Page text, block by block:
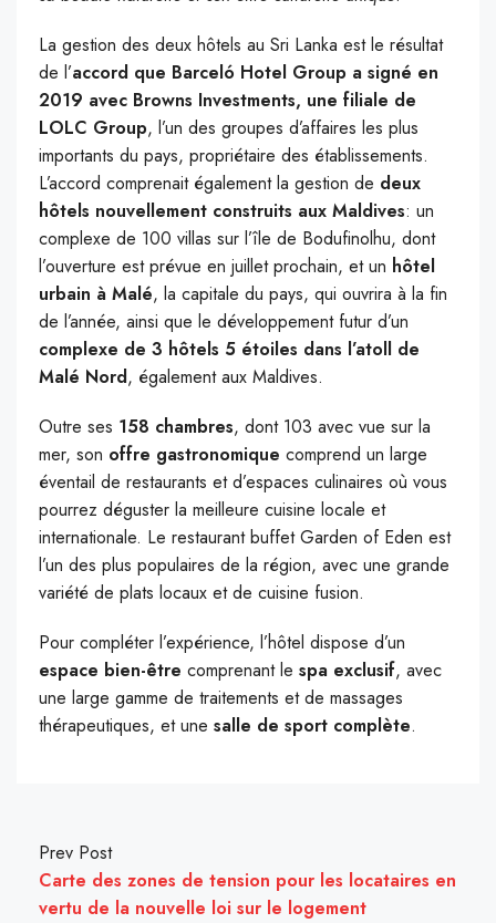
La gestion des deux hôtels au Sri Lanka est le résultat
de l’accord que Barceló Hotel Group a signé en
2019 avec Browns Investments, une filiale de
LOLC Group, l’un des groupes d’affaires les plus
importants du pays, propriétaire des établissements.
L’accord comprenait également la gestion de deux
hôtels nouvellement construits aux Maldives: un
complexe de 100 villas sur l’île de Bodufinolhu, dont
l’ouverture est prévue en juillet prochain, et un hôtel
urbain à Malé, la capitale du pays, qui ouvrira à la fin
de l’année, ainsi que le développement futur d’un
complexe de 3 hôtels 5 étoiles dans l’atoll de
Malé Nord, également aux Maldives.
Outre ses 158 chambres, dont 103 avec vue sur la
mer, son offre gastronomique comprend un large
éventail de restaurants et d’espaces culinaires où vous
pourrez déguster la meilleure cuisine locale et
internationale. Le restaurant buffet Garden of Eden est
l’un des plus populaires de la région, avec une grande
variété de plats locaux et de cuisine fusion.
Pour compléter l’expérience, l’hôtel dispose d’un
espace bien-être comprenant le spa exclusif, avec
une large gamme de traitements et de massages
thérapeutiques, et une salle de sport complète.
Prev Post
Carte des zones de tension pour les locataires en
vertu de la nouvelle loi sur le logement